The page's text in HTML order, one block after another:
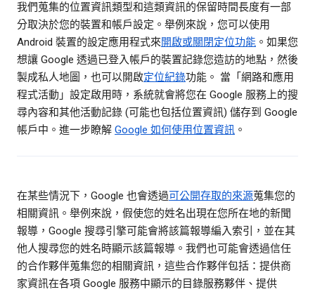
我們蒐集的位置資訊類型和這類資訊的保留時間長度有一部
分取決於您的裝置和帳戶設定。舉例來說，您可以使用
Android 裝置的設定應用程式來開啟或關閉定位功能 。如果您
想讓 Google 透過已登入帳戶的裝置記錄您造訪的地點，然後
製成私人地圖，也可以開啟定位紀錄功能。 當「網路和應用
程式活動」設定啟用時，系統就會將您在 Google 服務上的搜
尋內容和其他活動記錄 (可能也包括位置資訊) 儲存到 Google
帳戶中。進一步瞭解 Google 如何使用位置資訊 。
在某些情況下，Google 也會透過可公開存取的來源蒐集您的
相關資訊。舉例來說，假使您的姓名出現在您所在地的新聞
報導，Google 搜尋引擎可能會將該篇報導編入索引，並在其
他人搜尋您的姓名時顯示該篇報導。我們也可能會透過信任
的合作夥伴蒐集您的相關資訊，這些合作夥伴包括：提供商
家資訊在各項 Google 服務中顯示的目錄服務夥伴、提供